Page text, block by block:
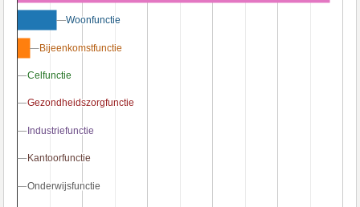
Woonfunctie
Woonfunctie
Bijeenkomstfunctie
Bijeenkomstfunctie
Celfunctie
Celfunctie
Gezondheidszorgfunctie
Gezondheidszorgfunctie
Industriefunctie
Industriefunctie
Kantoorfunctie
Kantoorfunctie
Onderwijsfunctie
Onderwijsfunctie